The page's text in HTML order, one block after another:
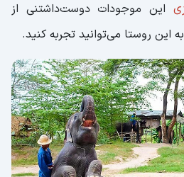
این موجودات دوست‌داشتنی از
این روستا می‌توانید تجربه کنید.